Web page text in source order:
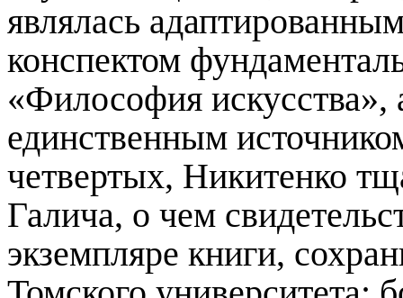
являлась
конспектом
«Философия
единственным
четвертых, Никитенко
Галича, о чем
экземпляре книги,